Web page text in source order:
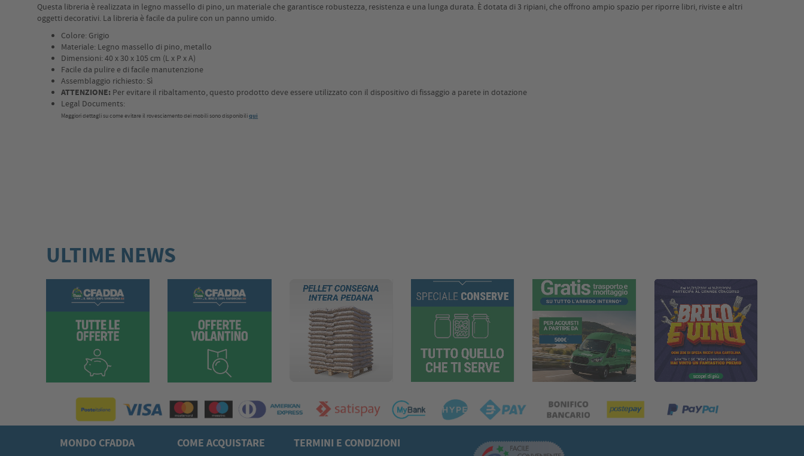
Questa libreria è realizzata in legno massello di pino, un materiale che garantisce robustezza, resistenza e una lunga durata. È dotata di 3 ripiani, che offrono ampio spazio per riporre libri, riviste e altri
oggetti decorativi. La libreria è facile da pulire con un panno umido.
Colore: Grigio
Materiale: Legno massello di pino, metallo
Dimensioni: 40 x 30 x 105 cm (L x P x A)
Facile da pulire e di facile manutenzione
Assemblaggio richiesto: Sì
ATTENZIONE: Per evitare il ribaltamento, questo prodotto deve essere utilizzato con il dispositivo di fissaggio a parete in dotazione
Legal Documents:
Maggiori dettagli su come evitare il rovesciamento dei mobili sono disponibiliqui
ULTIME NEWS
MONDO CFADDA COME ACQUISTARE TERMINI E CONDIZIONI